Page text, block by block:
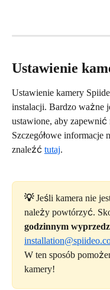
Ustawienie
Ustawienie kamery
instalacji. Bardzo ważne
ustawione, aby
Szczegółowe informacje
znaleźć tutaj.
💡 Jeśli kamera nie
należy powtórzyć.
godzinnym
W ten sposób
kamery!